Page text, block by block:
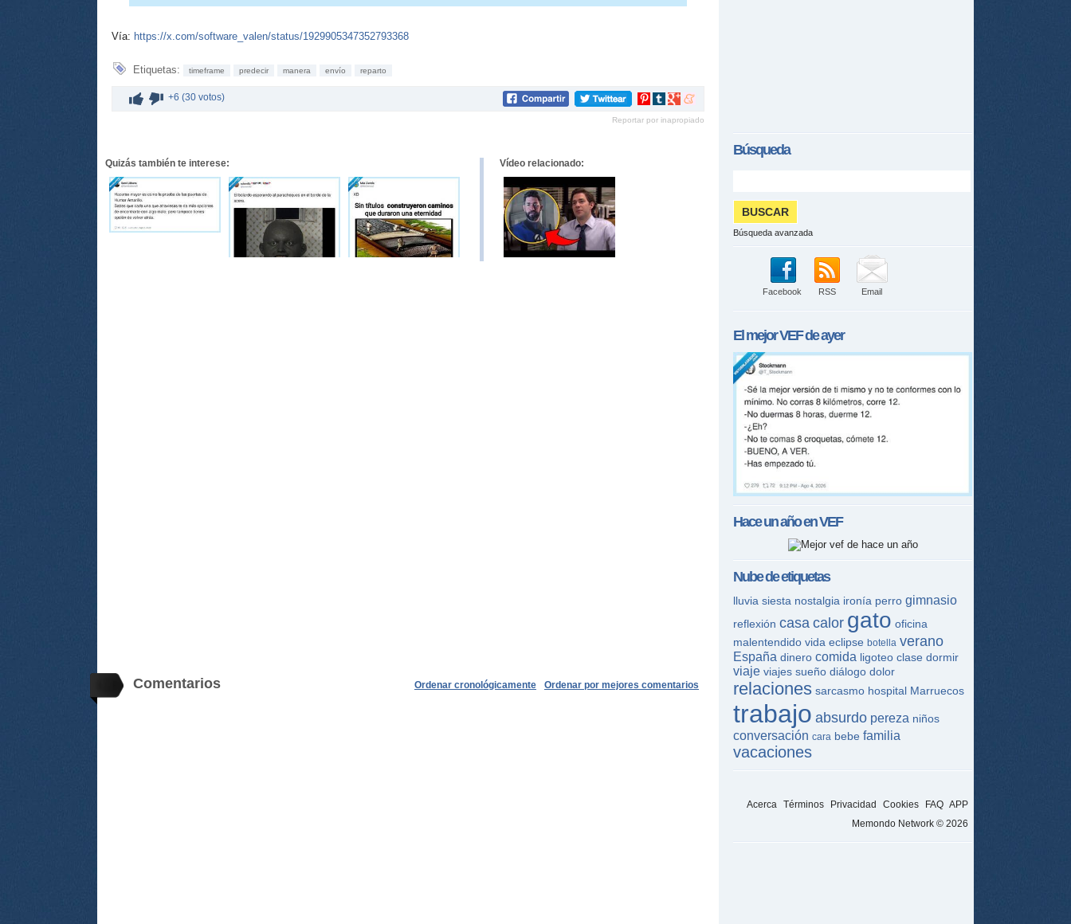
Vía: https://x.com/software_valen/status/1929905347352793368
Etiquetas: timeframe predecir manera envío reparto
+6 (30 votos)
Compartir
Pinterest
Compartir
tumblr
Compartir
Google+
Compartir
meneame
Reportar por inapropiado
Quizás también te interese: Vídeo relacionado:
Comentarios Ordenar por mejores comentarios
Ordenar cronológicamente
Búsqueda
Búsqueda avanzada
Facebook RSS Email
El mejorVEFde ayer
Hace un año enVEF
Nube de etiquetas
lluvia siesta nostalgia ironía perro gimnasio
reflexión casa calor gato oficina
malentendido vida eclipse botella verano
España dinero comida ligoteo clase dormir
viaje viajes sueño diálogo dolor
relaciones sarcasmo hospital Marruecos
trabajo absurdo pereza niños
conversación cara bebe familia
vacaciones
Acerca Términos Privacidad Cookies FAQ APP
Memondo Network © 2026